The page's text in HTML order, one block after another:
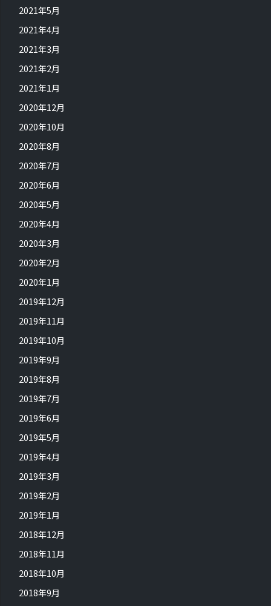
2021年5月
2021年4月
2021年3月
2021年2月
2021年1月
2020年12月
2020年10月
2020年8月
2020年7月
2020年6月
2020年5月
2020年4月
2020年3月
2020年2月
2020年1月
2019年12月
2019年11月
2019年10月
2019年9月
2019年8月
2019年7月
2019年6月
2019年5月
2019年4月
2019年3月
2019年2月
2019年1月
2018年12月
2018年11月
2018年10月
2018年9月